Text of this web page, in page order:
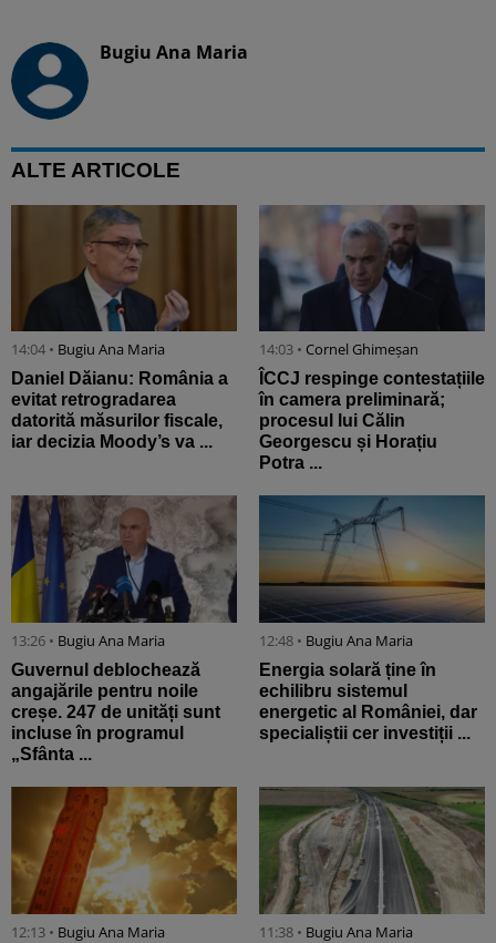
Bugiu ⁠Ana Maria
ALTE ARTICOLE
14:04 • Bugiu ⁠Ana Maria
Daniel Dăianu: România a
evitat retrogradarea
datorită măsurilor fiscale,
iar decizia Moody’s va ...
14:03 • Cornel Ghimeșan
ÎCCJ respinge contestațiile
în camera preliminară;
procesul lui Călin
Georgescu și Horațiu
Potra ...
13:26 • Bugiu ⁠Ana Maria
Guvernul deblochează
angajările pentru noile
creșe. 247 de unități sunt
incluse în programul
„Sfânta ...
12:48 • Bugiu ⁠Ana Maria
Energia solară ține în
echilibru sistemul
energetic al României, dar
specialiștii cer investiții ...
12:13 • Bugiu ⁠Ana Maria 11:38 • Bugiu ⁠Ana Maria